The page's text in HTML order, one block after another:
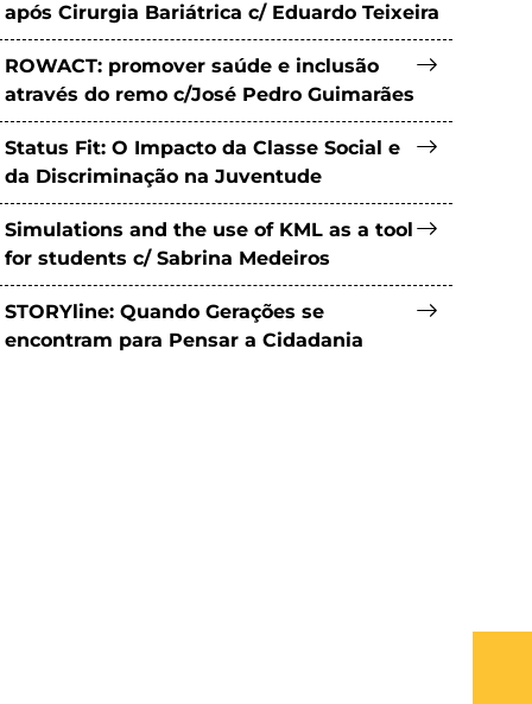
após Cirurgia Bariátrica c/ Eduardo Teixeira
ROWACT: promover saúde e inclusão
através do remo c/José Pedro Guimarães
Status Fit: O Impacto da Classe Social e
da Discriminação na Juventude
Simulations and the use of KML as a tool
for students c/ Sabrina Medeiros
STORYline: Quando Gerações se
encontram para Pensar a Cidadania